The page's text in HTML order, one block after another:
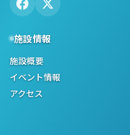
施設情報
施設概要
イベント情報
アクセス